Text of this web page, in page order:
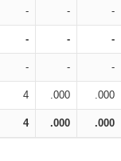
- - -
- - -
- - -
4 .000 .000
4 .000 .000